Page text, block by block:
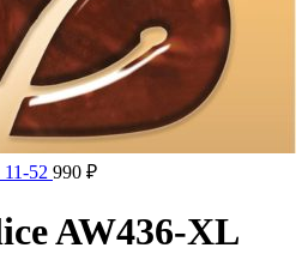
52 990 ₽
AW436-XL